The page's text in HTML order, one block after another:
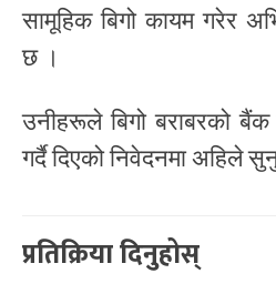
सामूहिक बिगो कायम गरेर
छ ।
उनीहरूले बिगो बराबरको बैंक
गर्दै दिएको निवेदनमा अहिले
प्रतिक्रिया दिनुहोस्